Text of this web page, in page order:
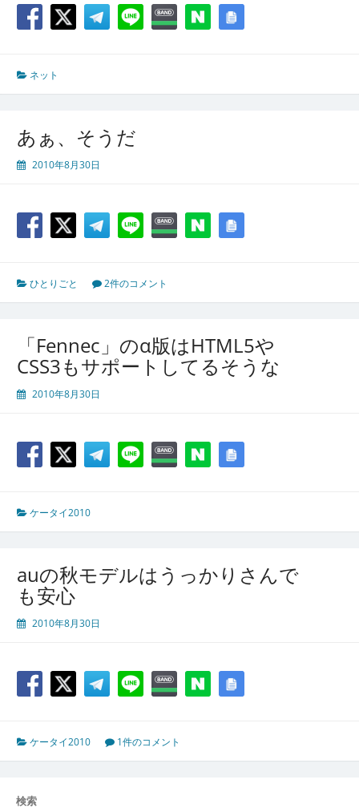
ネット
あぁ、そうだ
2010年8月30日
ひとりごと 2件のコメント
「Fennec」のα版はHTML5や
CSS3もサポートしてるそうな
2010年8月30日
ケータイ2010
auの秋モデルはうっかりさんで
も安心
2010年8月30日
ケータイ2010 1件のコメント
検索